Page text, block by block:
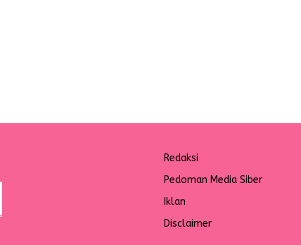
Redaksi
Pedoman Media Siber
Iklan
Disclaimer